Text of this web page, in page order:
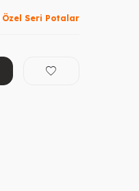
Özel Seri Potalar